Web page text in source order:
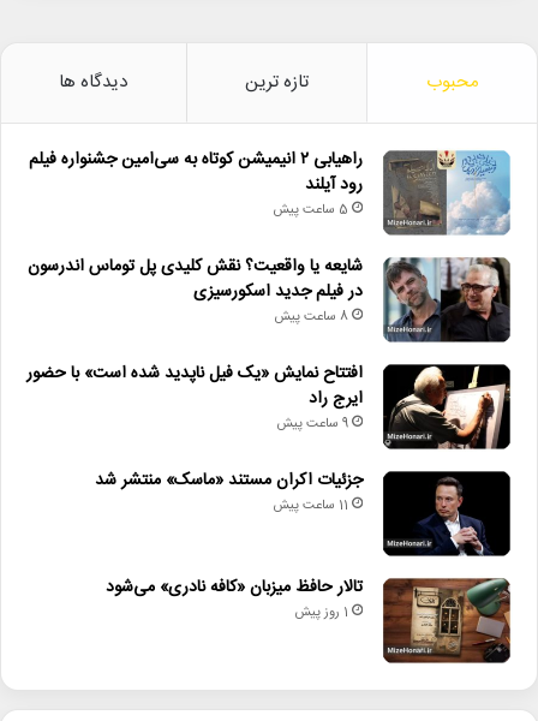
محبوب تازه ترین دیدگاه ها
راهیابی ۲ انیمیشن کوتاه به سی‌امین جشنواره فیلم
رود آیلند
5 ساعت پیش
شایعه یا واقعیت؟ نقش کلیدی پل توماس اندرسون
در فیلم جدید اسکورسیزی
8 ساعت پیش
افتتاح نمایش «یک فیل ناپدید شده است» با حضور
ایرج راد
9 ساعت پیش
جزئیات اکران مستند «ماسک» منتشر شد
11 ساعت پیش
تالار حافظ میزبان «کافه نادری» می‌شود
1 روز پیش